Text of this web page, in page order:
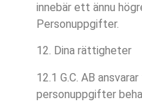
innebär ett ännu
Personuppgifter.
12. Dina rättigheter
12.1 G.C. AB
personuppgifter